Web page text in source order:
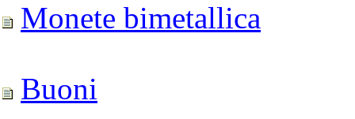
Monete bimetallica
Buoni